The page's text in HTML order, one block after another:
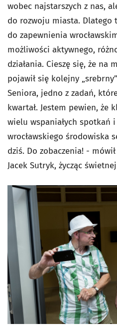
wobec najstarszych z nas,
do rozwoju miasta. Dlatego
do zapewnienia
możliwości aktywnego,
działania. Cieszę się, że na
pojawił się kolejny
Seniora, jedno z zadań,
kwartał. Jestem pewien, że
wielu wspaniałych spotkań
wrocławskiego środowiska
dziś. Do zobaczenia! -
Jacek Sutryk, życząc